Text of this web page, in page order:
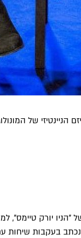
1996 הצליח לנער גם את ישראל של
עולמי גדול. מבקר